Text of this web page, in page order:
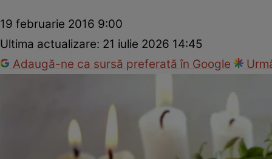
19 februarie 2016 9:00
Ultima actualizare: 21 iulie 2026 14:45
Adaugă-ne ca sursă preferată în Google